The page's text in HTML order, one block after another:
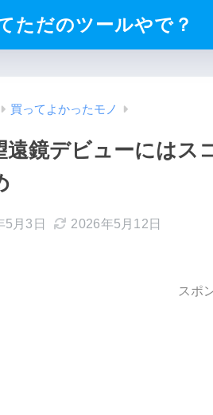
ただのツールやで？
買ってよかったモノ
遠鏡デビューにはス
5月3日 2026年5月12日
スポ